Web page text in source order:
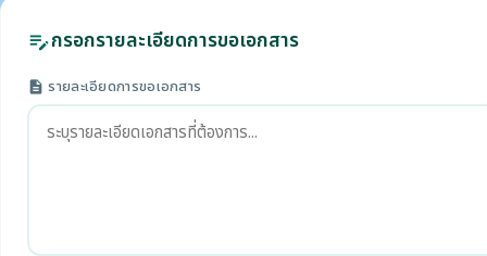
edit_noteกรอกรายละเอียดการขอเอกสาร
description รายละเอียดการขอเอกสาร